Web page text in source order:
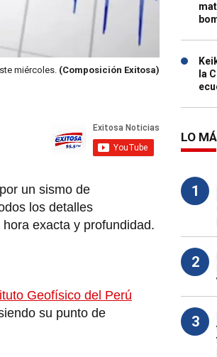
miércoles. (Composición Exitosa)
un sismo de
los detalles
exacta y profundidad.
Geofísico del Perú
su punto de
la
LO
1
2
3